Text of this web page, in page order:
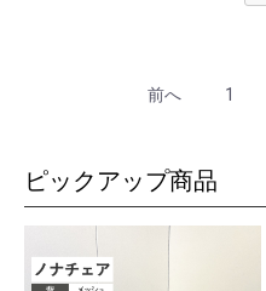
前へ 1
ピックアップ商品